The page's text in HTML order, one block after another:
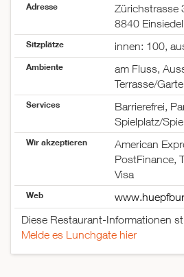
Adresse
Zürichstrasse
8840
Sitzplätze innen: 100,
Ambiente
am Fluss,
Terrasse/
Services
Barrierefrei,
Spielplatz/
Wir akzeptieren
American
PostFinance,
Visa
Web
Diese Restaurant-Informationen
Melde es Lunchgate hier